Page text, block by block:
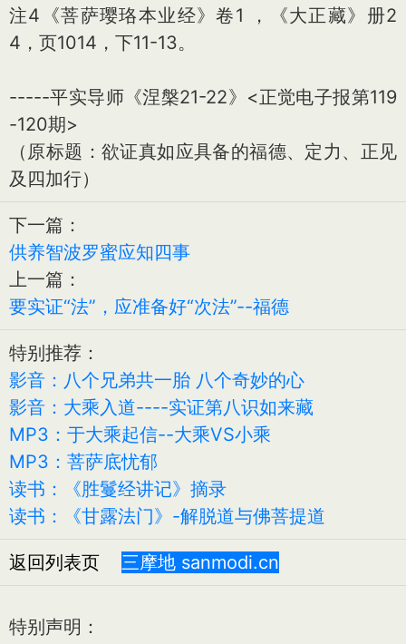
注4《菩萨璎珞本业经》卷1 ，《大正藏》册2
4，页1014，下11-13。
-----平实导师《涅槃21-22》<正觉电子报第119
-120期>
（原标题：欲证真如应具备的福德、定力、正见
及四加行）
下一篇：
供养智波罗蜜应知四事
上一篇：
要实证“法”，应准备好“次法”--福德
特别推荐：
影音：八个兄弟共一胎 八个奇妙的心
影音：大乘入道----实证第八识如来藏
MP3：于大乘起信--大乘VS小乘
MP3：菩萨底忧郁
读书：《胜鬘经讲记》摘录
读书：《甘露法门》-解脱道与佛菩提道
返回列表页 三摩地 sanmodi.cn
特别声明：